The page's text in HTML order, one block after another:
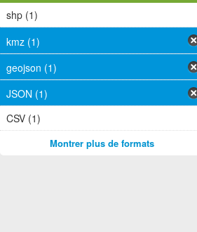
shp (1)
kmz (1)
geojson (1)
JSON (1)
CSV (1)
Montrer plus de formats